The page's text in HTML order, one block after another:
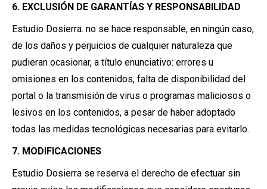
6. EXCLUSIÓN DE GARANTÍAS Y RESPONSABILIDAD
Estudio Dosierra. no se hace responsable, en ningún caso,
de los daños y perjuicios de cualquier naturaleza que
pudieran ocasionar, a título enunciativo: errores u
omisiones en los contenidos, falta de disponibilidad del
portal o la transmisión de virus o programas maliciosos o
lesivos en los contenidos, a pesar de haber adoptado
todas las medidas tecnológicas necesarias para evitarlo.
7. MODIFICACIONES
Estudio Dosierra se reserva el derecho de efectuar sin